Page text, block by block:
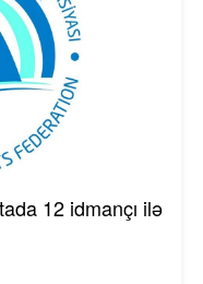
12 idmançı ilə